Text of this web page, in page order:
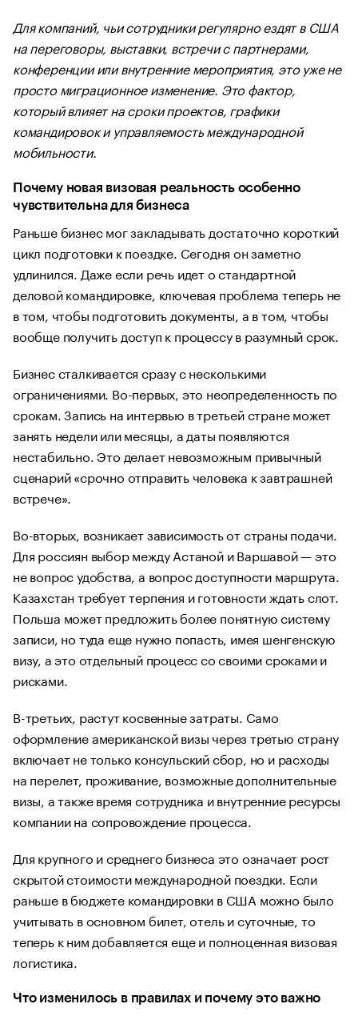
Для компаний, чьи сотрудники регулярно ездят в США
на переговоры, выставки, встречи с партнерами,
конференции или внутренние мероприятия, это уже не
просто миграционное изменение. Это фактор,
который влияет на сроки проектов, графики
командировок и управляемость международной
мобильности.
Почему новая визовая реальность особенно
чувствительна для бизнеса
Раньше бизнес мог закладывать достаточно короткий
цикл подготовки к поездке. Сегодня он заметно
удлинился. Даже если речь идет о стандартной
деловой командировке, ключевая проблема теперь не
в том, чтобы подготовить документы, а в том, чтобы
вообще получить доступ к процессу в разумный срок.
Бизнес сталкивается сразу с несколькими
ограничениями. Во-первых, это неопределенность по
срокам. Запись на интервью в третьей стране может
занять недели или месяцы, а даты появляются
нестабильно. Это делает невозможным привычный
сценарий «срочно отправить человека к завтрашней
встрече».
Во-вторых, возникает зависимость от страны подачи.
Для россиян выбор между Астаной и Варшавой — это
не вопрос удобства, а вопрос доступности маршрута.
Казахстан требует терпения и готовности ждать слот.
Польша может предложить более понятную систему
записи, но туда еще нужно попасть, имея шенгенскую
визу, а это отдельный процесс со своими сроками и
рисками.
В-третьих, растут косвенные затраты. Само
оформление американской визы через третью страну
включает не только консульский сбор, но и расходы
на перелет, проживание, возможные дополнительные
визы, а также время сотрудника и внутренние ресурсы
компании на сопровождение процесса.
Для крупного и среднего бизнеса это означает рост
скрытой стоимости международной поездки. Если
раньше в бюджете командировки в США можно было
учитывать в основном билет, отель и суточные, то
теперь к ним добавляется еще и полноценная визовая
логистика.
Что изменилось в правилах и почему это важно